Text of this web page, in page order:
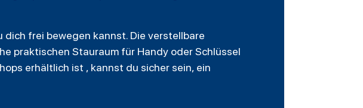
frei bewegen kannst. Die verstellbare
praktischen Stauraum für Handy oder Schlüssel
erhältlich ist , kannst du sicher sein, ein